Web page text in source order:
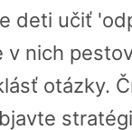
deti učiť
v nich
otázky.